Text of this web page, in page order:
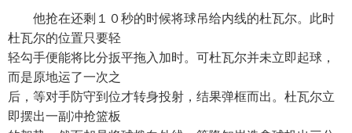
他抢在还剩１０秒的时候将球吊给内线的杜瓦尔。此时
杜瓦尔的位置只要轻
轻勾手便能将比分扳平拖入加时。可杜瓦尔并未立即起球，
而是原地运了一次之
后，等对手防守到位才转身投射，结果弹框而出。杜瓦尔立
即摆出一副冲抢篮板